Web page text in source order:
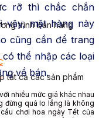
trình bán hàng
tất cả các sản phẩm
rỡ thì chắc chắn
vậy, mặt hàng này
cũng cần để trang
thể nhập các loại
về bán.
nhiều mức giá khác nhau
đừng quá lo lắng là không
chơi hoa ngày Tết của